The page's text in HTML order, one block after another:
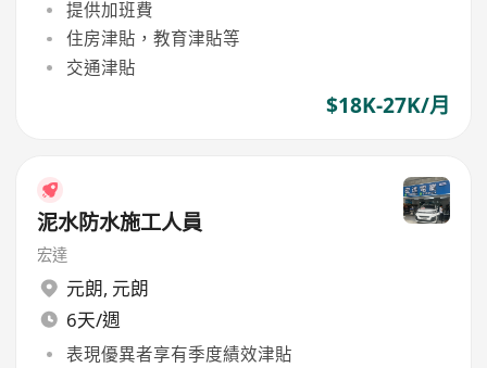
提供加班費
住房津貼，教育津貼等
交通津貼
$18K-27K/月
泥水防水施工人員
宏達
元朗, 元朗
6天/週
表現優異者享有季度績效津貼